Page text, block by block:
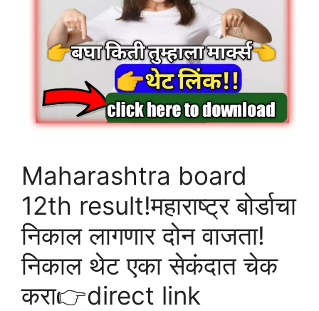
डाऊनलोड
करा
http://mh12.abpmajha.com
Maharashtra board
12th result!महाराष्ट्र बोर्डाचा
निकाल लागणार दोन वाजता!
निकाल थेट एका सेकंदात चेक
करा👉direct link